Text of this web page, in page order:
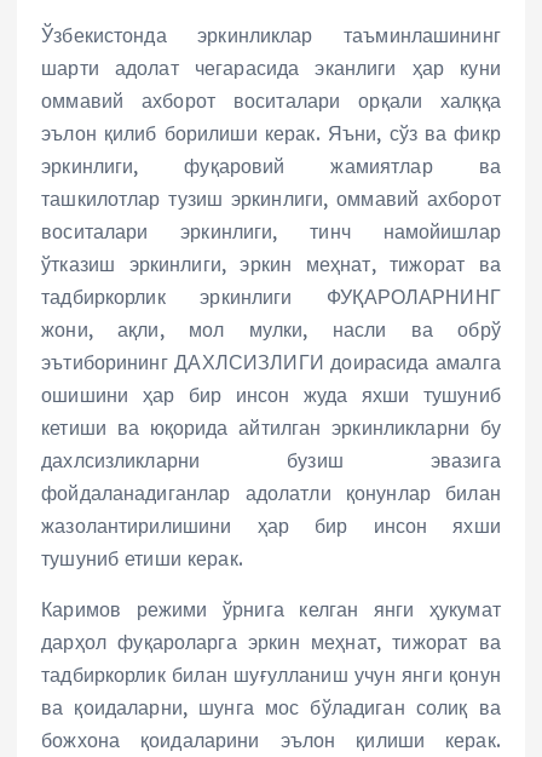
Ўзбекистонда эркинликлар таъминлашининг
шарти адолат чегарасида эканлиги ҳар куни
оммавий ахборот воситалари орқали халққа
эълон қилиб борилиши керак. Яъни, сўз ва фикр
эркинлиги, фуқаровий жамиятлар ва
ташкилотлар тузиш эркинлиги, оммавий ахборот
воситалари эркинлиги, тинч намойишлар
ўтказиш эркинлиги, эркин меҳнат, тижорат ва
тадбиркорлик эркинлиги ФУҚАРОЛАРНИНГ
жони, ақли, мол мулки, насли ва обрў
эътиборининг ДАХЛСИЗЛИГИ доирасида амалга
ошишини ҳар бир инсон жуда яхши тушуниб
кетиши ва юқорида айтилган эркинликларни бу
дахлсизликларни бузиш эвазига
фойдаланадиганлар адолатли қонунлар билан
жазолантирилишини ҳар бир инсон яхши
тушуниб етиши керак.
Каримов режими ўрнига келган янги ҳукумат
дарҳол фуқароларга эркин меҳнат, тижорат ва
тадбиркорлик билан шуғулланиш учун янги қонун
ва қоидаларни, шунга мос бўладиган солиқ ва
божхона қоидаларини эълон қилиши керак.